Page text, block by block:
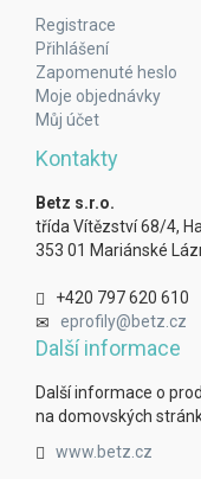
Registrace
Přihlášení
Zapomenuté heslo
Moje objednávky
Můj účet
Kontakty
Betz s.r.o.
třída Vítězství 68/4,
353 01 Mariánské
+420 797 620 610
eprofily@betz.cz
Další informace
Další informace o
na domovských
www.betz.cz